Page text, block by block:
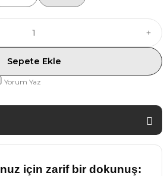
Sepete Ekle
Yorum Yaz
için zarif bir dokunuş: